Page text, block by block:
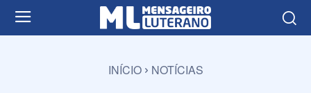
INÍCIO NOTÍCIAS